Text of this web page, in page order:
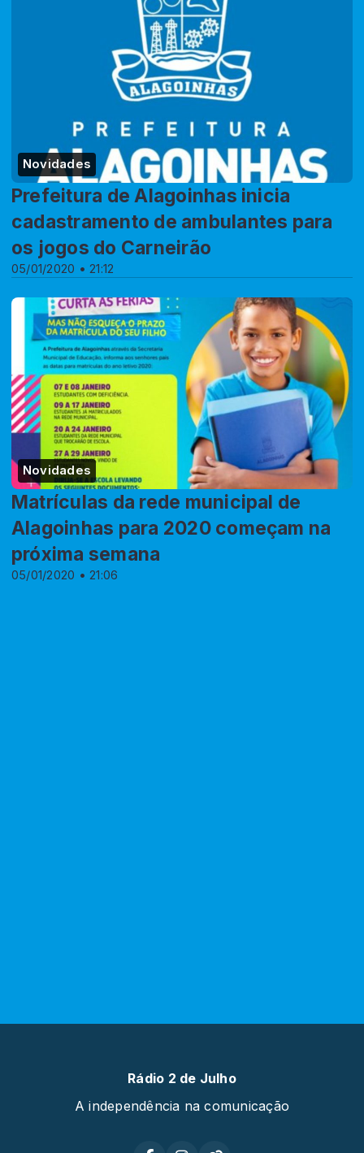
Novidades
05/01/2020 • 21:12
Prefeitura de Alagoinhas inicia
cadastramento de ambulantes para
os jogos do Carneirão
Novidades
05/01/2020 • 21:06
Matrículas da rede municipal de
Alagoinhas para 2020 começam na
próxima semana
Rádio 2 de Julho
A independência na comunicação